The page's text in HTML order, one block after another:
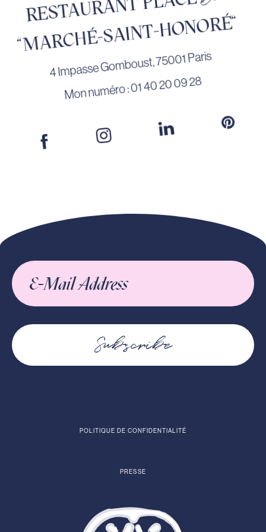
"MARCHÉ-SAINT-HONORÉ”
4 Impasse Gomboust, 75001 Paris
Mon numéro : 01 40 20 09 28
Subscribe
POLITIQUE DE CONFIDENTIALITÉ
PRESSE